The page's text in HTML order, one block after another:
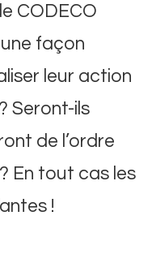
CODECO
façon
leur action
Seront-ils
de l’ordre
En tout cas les
!